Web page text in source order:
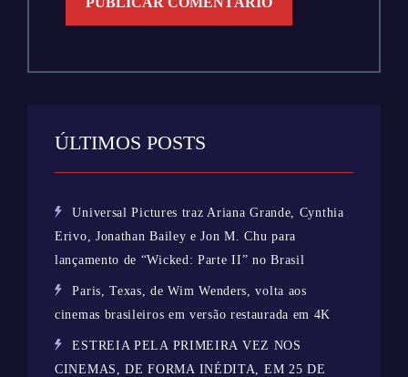
ÚLTIMOS POSTS
Universal Pictures traz Ariana Grande, Cynthia
Erivo, Jonathan Bailey e Jon M. Chu para
lançamento de “Wicked: Parte II” no Brasil
Paris, Texas, de Wim Wenders, volta aos
cinemas brasileiros em versão restaurada em 4K
ESTREIA PELA PRIMEIRA VEZ NOS
CINEMAS, DE FORMA INÉDITA, EM 25 DE